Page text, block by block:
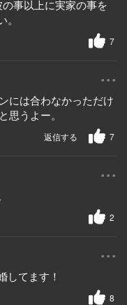
事以上に実家の事を
7
...
には合わなかっただけ
思うよー。
7
返信する
...
2
...
してます！
8